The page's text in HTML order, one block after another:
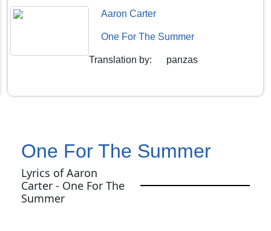
Aaron Carter
One For The Summer
Translation by: panzas
One For The Summer
Lyrics of Aaron
Carter - One For The
Summer